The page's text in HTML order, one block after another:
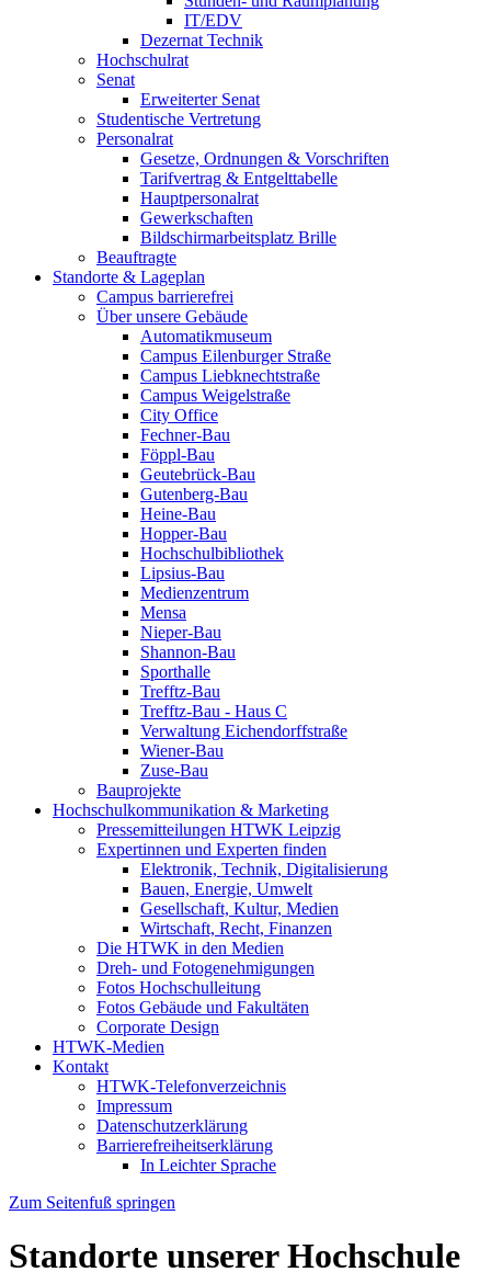
IT/EDV
Dezernat Technik
Hochschulrat
Senat
Erweiterter Senat
Studentische Vertretung
Personalrat
Gesetze, Ordnungen & Vorschriften
Tarifvertrag & Entgelttabelle
Hauptpersonalrat
Gewerkschaften
Bildschirmarbeitsplatz Brille
Beauftragte
Standorte & Lageplan
Campus barrierefrei
Über unsere Gebäude
Automatikmuseum
Campus Eilenburger Straße
Campus Liebknechtstraße
Campus Weigelstraße
City Office
Fechner-Bau
Föppl-Bau
Geutebrück-Bau
Gutenberg-Bau
Heine-Bau
Hopper-Bau
Hochschulbibliothek
Lipsius-Bau
Medienzentrum
Mensa
Nieper-Bau
Shannon-Bau
Sporthalle
Trefftz-Bau
Trefftz-Bau - Haus C
Verwaltung Eichendorffstraße
Wiener-Bau
Zuse-Bau
Bauprojekte
Hochschulkommunikation & Marketing
Pressemitteilungen HTWK Leipzig
Expertinnen und Experten finden
Elektronik, Technik, Digitalisierung
Bauen, Energie, Umwelt
Gesellschaft, Kultur, Medien
Wirtschaft, Recht, Finanzen
Die HTWK in den Medien
Dreh- und Fotogenehmigungen
Fotos Hochschulleitung
Fotos Gebäude und Fakultäten
Corporate Design
HTWK-Medien
Kontakt
HTWK-Telefonverzeichnis
Impressum
Datenschutzerklärung
Barrierefreiheitserklärung
In Leichter Sprache
Zum Seitenfuß springen
Standorte unserer Hochschule